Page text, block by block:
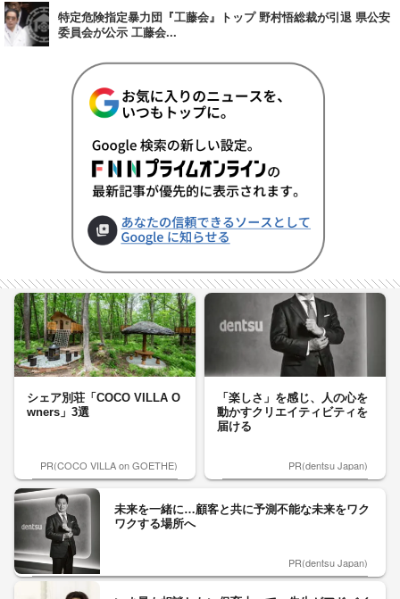
特定危険指定暴力団『工藤会』トップ 野村悟総裁が引退 県公安
委員会が公示 工藤会...
シェア別荘「COCO VILLA O
wners」3選
PR(COCO VILLA on GOETHE)
「楽しさ」を感じ、人の心を
動かすクリエイティビティを
届ける
PR(dentsu Japan)
未来を一緒に…顧客と共に予測不能な未来をワク
ワクする場所へ
PR(dentsu Japan)